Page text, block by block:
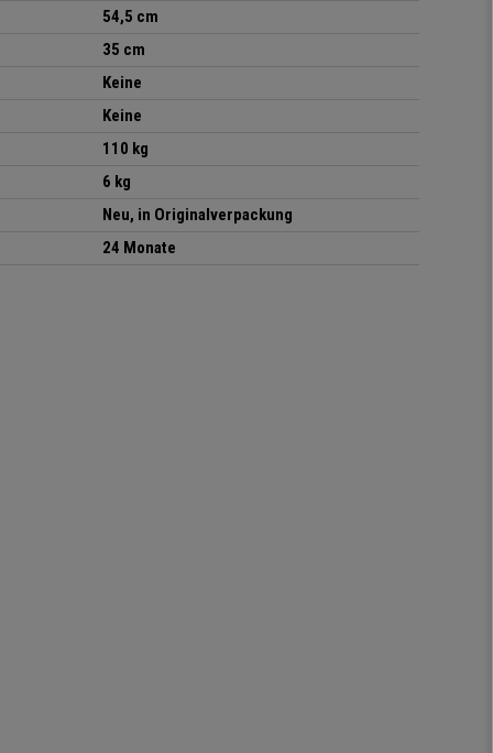
54,5 cm
35 cm
Keine
Keine
110 kg
6 kg
Neu, in Originalverpackung
24 Monate